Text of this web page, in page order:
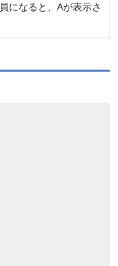
になると、Aが表示さ